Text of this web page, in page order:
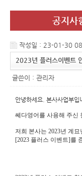
공지사
작성일 : 23-01-30
2023년 플러스이벤트
글쓴이 : 관리자
안녕하세요. 본사사업부입
쎄다영어를 사용해 주신
저희 본사는 2023년 계
[2023 플러스 이벤트]를